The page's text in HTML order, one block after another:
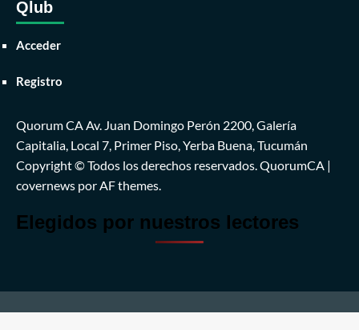
Qlub
Acceder
Registro
Quorum CA Av. Juan Domingo Perón 2200, Galería
Capitalia, Local 7, Primer Piso, Yerba Buena, Tucumán
Copyright © Todos los derechos reservados. QuorumCA |
covernews por AF themes.
Elegidos por nuestros lectores